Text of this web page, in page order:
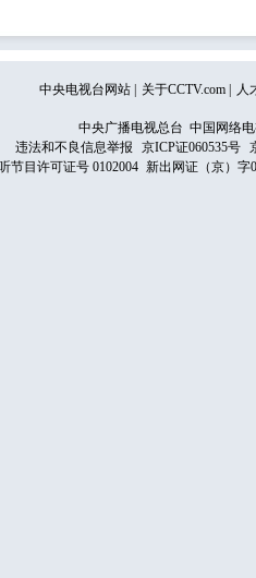
中央电视台网站 关于CCTV.com 人
中央广播电视总台 中国网络
违法和不良信息举报
京ICP证060535号
节目许可证号 0102004 新出网证（京）